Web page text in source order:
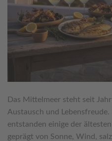
Das Mittelmeer steht seit
Austausch und
entstanden einige der
geprägt von Sonne, Wind,